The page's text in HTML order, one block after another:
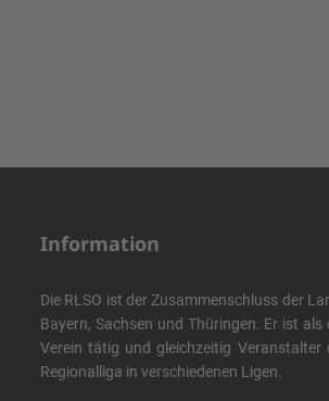
Information
Die RLSO ist der Zusammenschluss der
Bayern, Sachsen und Thüringen. Er ist als
Verein tätig und gleichzeitig Veranstalter
Regionalliga in verschiedenen Ligen.